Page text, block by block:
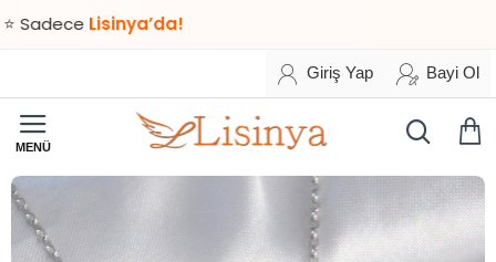
Lisinya’da!
Giriş Yap Bayi Ol